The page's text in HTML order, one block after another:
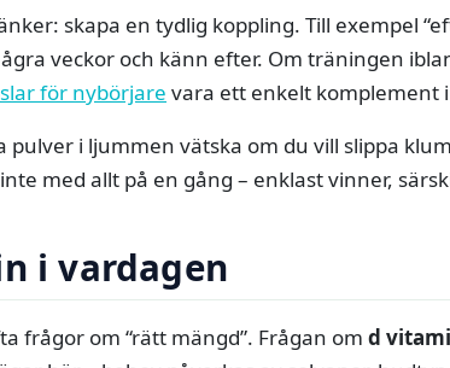
skapa en tydlig koppling. Till exempel
veckor och känn efter. Om träningen
för nybörjare vara ett enkelt komplement
pulver i ljummen vätska om du vill slippa
med allt på en gång – enklast vinner,
i vardagen
frågor om “rätt mängd”. Frågan om d